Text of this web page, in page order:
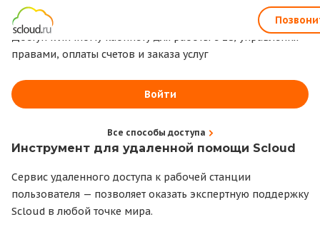
1С всегда под рукой
Доступ к личному кабинету для работы с 1С, управления
правами, оплаты счетов и заказа услуг
Войти
Все способы доступа
Инструмент для удаленной помощи Scloud
Сервис удаленного доступа к рабочей станции
пользователя — позволяет оказать экспертную поддержку
Scloud в любой точке мира.